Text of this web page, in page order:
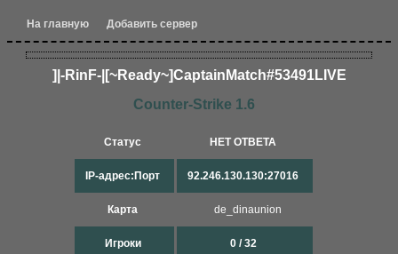
На главную Добавить сервер
]|-RinF-|[~Ready~]Ca​ptainMatch#53491LIVE​
Counter-Strike 1.6
Статус
IP-адрес:Порт
Карта
Игроки
НЕТ ОТВЕТА
92.246.130.130:27016
de_dinaunion
0 / 32